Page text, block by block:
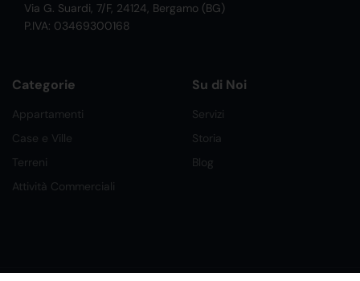
Via G. Suardi, 7/F, 24124, Bergamo (BG)
P.IVA: 03469300168
Categorie
Appartamenti
Case e Ville
Terreni
Attività Commerciali
Su di Noi
Servizi
Storia
Blog